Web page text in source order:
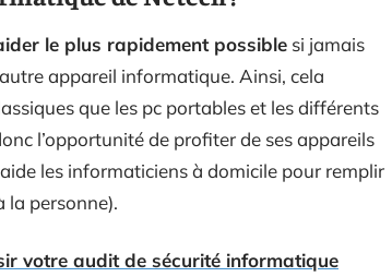
le plus rapidement possible si jamais
appareil informatique. Ainsi, cela
que les pc portables et les différents
l’opportunité de profiter de ses appareils
aide les informaticiens à domicile pour remplir
la personne).
votre audit de sécurité informatique